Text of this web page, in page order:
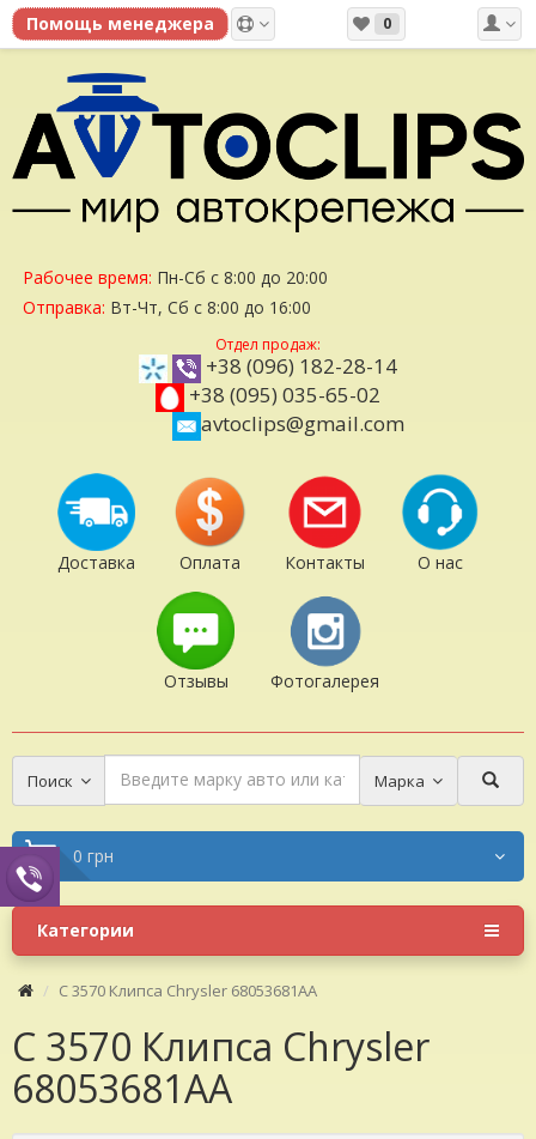
0
Рабочее время: Пн-Сб с 8:00 до 20:00
Отправка: Вт-Чт, Сб с 8:00 до 16:00
Отдел продаж:
+38 (096) 182-28-14
+38 (095) 035-65-02
avtoclips@gmail.com
Доставка Оплата Контакты О нас
Отзывы Фотогалерея
Поиск Марка
0 грн
Категории
C 3570 Клипса Chrysler 68053681AA
C 3570 Клипса Chrysler
68053681AA